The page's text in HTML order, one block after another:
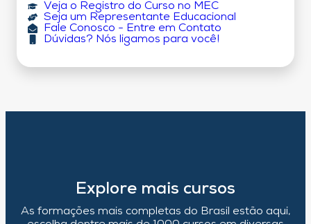
Veja o Registro do Curso no MEC
Seja um Representante Educacional
Fale Conosco - Entre em Contato
Dúvidas? Nós ligamos para você!
Explore mais cursos
As formações mais completas do Brasil estão aqui,